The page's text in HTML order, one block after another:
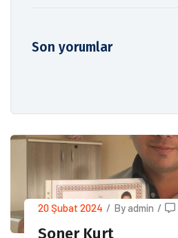
Son yorumlar
20 Şubat 2024 / By admin /
Soner Kurt